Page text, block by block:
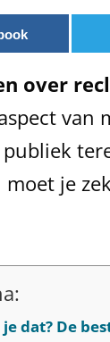
over
van
je
dat? De